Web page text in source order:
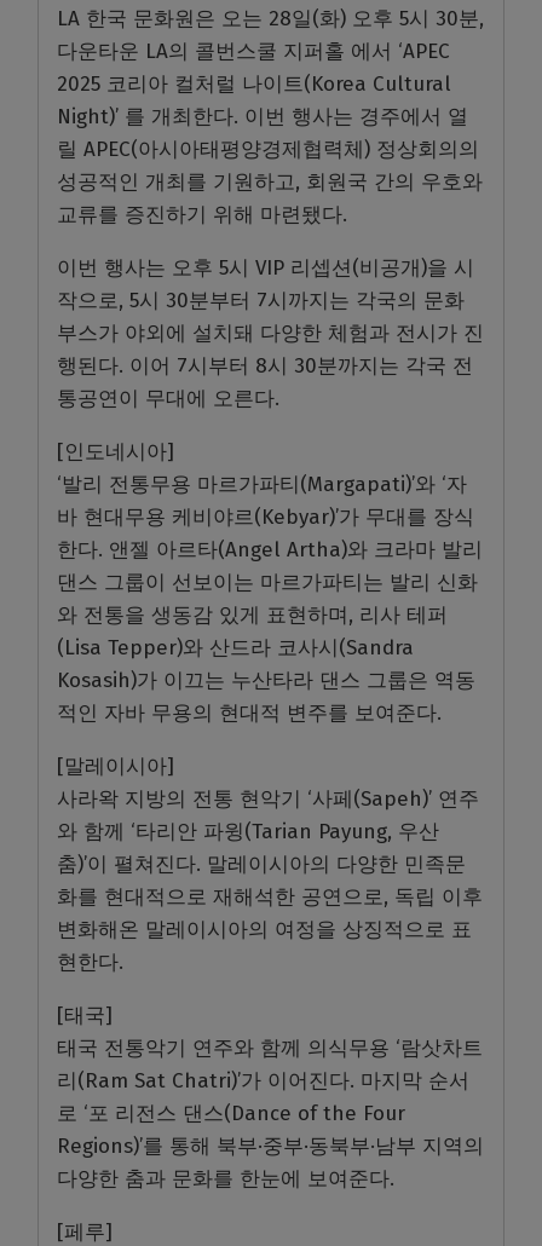
LA 한국 문화원은 오는 28일(화) 오후 5시 30분,
다운타운 LA의 콜번스쿨 지퍼홀 에서 ‘APEC
2025 코리아 컬처럴 나이트(Korea Cultural
Night)’ 를 개최한다. 이번 행사는 경주에서 열
릴 APEC(아시아태평양경제협력체) 정상회의의
성공적인 개최를 기원하고, 회원국 간의 우호와
교류를 증진하기 위해 마련됐다.
이번 행사는 오후 5시 VIP 리셉션(비공개)을 시
작으로, 5시 30분부터 7시까지는 각국의 문화
부스가 야외에 설치돼 다양한 체험과 전시가 진
행된다. 이어 7시부터 8시 30분까지는 각국 전
통공연이 무대에 오른다.
[인도네시아]
‘발리 전통무용 마르가파티(Margapati)’와 ‘자
바 현대무용 케비야르(Kebyar)’가 무대를 장식
한다. 앤젤 아르타(Angel Artha)와 크라마 발리
댄스 그룹이 선보이는 마르가파티는 발리 신화
와 전통을 생동감 있게 표현하며, 리사 테퍼
(Lisa Tepper)와 산드라 코사시(Sandra
Kosasih)가 이끄는 누산타라 댄스 그룹은 역동
적인 자바 무용의 현대적 변주를 보여준다.
[말레이시아]
사라왁 지방의 전통 현악기 ‘사페(Sapeh)’ 연주
와 함께 ‘타리안 파윙(Tarian Payung, 우산
춤)’이 펼쳐진다. 말레이시아의 다양한 민족문
화를 현대적으로 재해석한 공연으로, 독립 이후
변화해온 말레이시아의 여정을 상징적으로 표
현한다.
[태국]
태국 전통악기 연주와 함께 의식무용 ‘람삿차트
리(Ram Sat Chatri)’가 이어진다. 마지막 순서
로 ‘포 리전스 댄스(Dance of the Four
Regions)’를 통해 북부·중부·동북부·남부 지역의
다양한 춤과 문화를 한눈에 보여준다.
[페루]